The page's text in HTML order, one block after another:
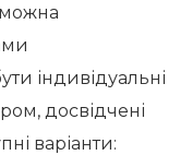
індивідуальні
досвідчені
варіанти: